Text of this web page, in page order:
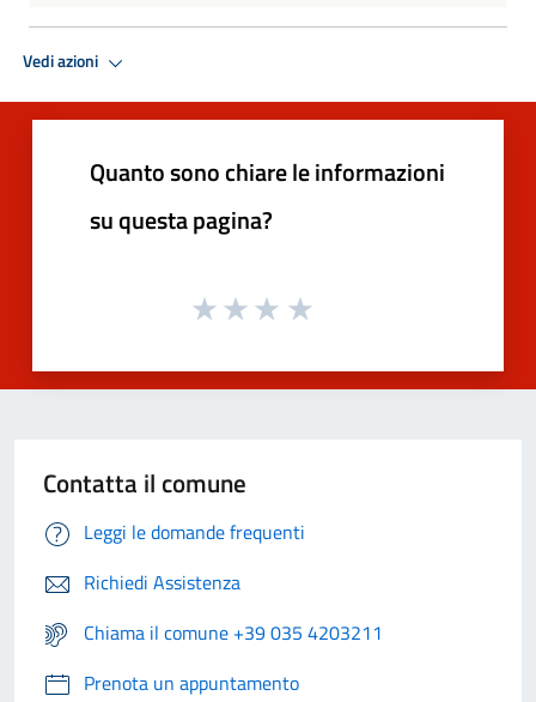
Vedi azioni
Quanto sono chiare le informazioni
su questa pagina?
Contatta il comune
Leggi le domande frequenti
Richiedi Assistenza
Chiama il comune +39 035 4203211
Prenota un appuntamento